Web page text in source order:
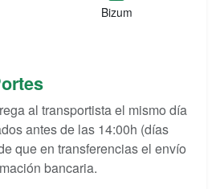
Bizum
al transportista el mismo día
antes de las 14:00h (días
que en transferencias el envío
bancaria.